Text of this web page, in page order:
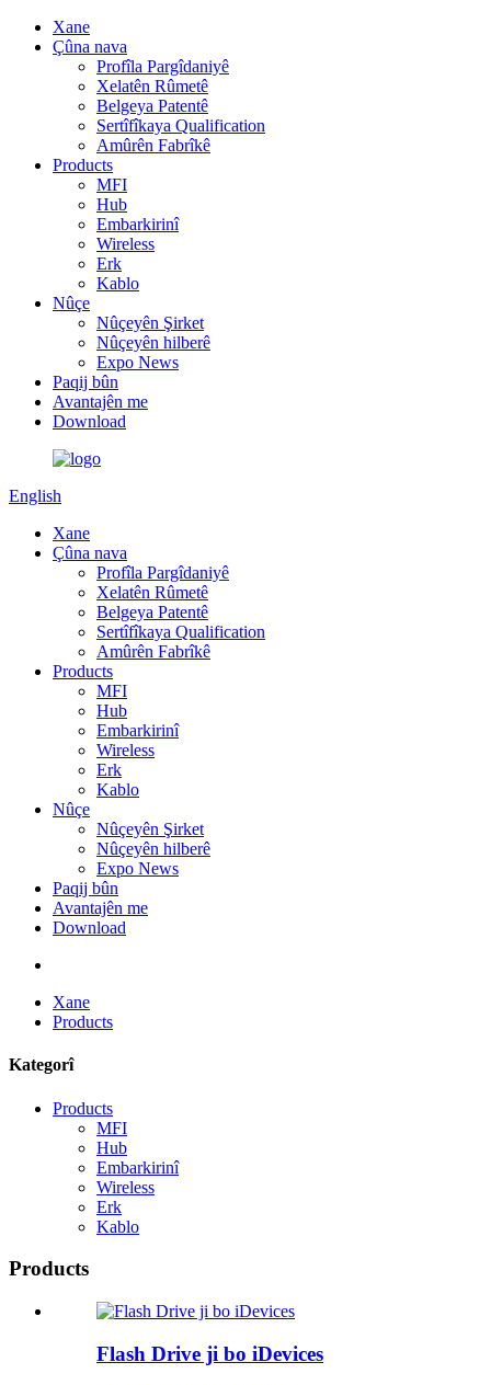
Xane
Çûna nava
Profîla Pargîdaniyê
Xelatên Rûmetê
Belgeya Patentê
Sertîfîkaya Qualification
Amûrên Fabrîkê
Products
MFI
Hub
Embarkirinî
Wireless
Erk
Kablo
Nûçe
Nûçeyên Şirket
Nûçeyên hilberê
Expo News
Paqij bûn
Avantajên me
Download
English
Xane
Çûna nava
Profîla Pargîdaniyê
Xelatên Rûmetê
Belgeya Patentê
Sertîfîkaya Qualification
Amûrên Fabrîkê
Products
MFI
Hub
Embarkirinî
Wireless
Erk
Kablo
Nûçe
Nûçeyên Şirket
Nûçeyên hilberê
Expo News
Paqij bûn
Avantajên me
Download
Xane
Products
Kategorî
Products
MFI
Hub
Embarkirinî
Wireless
Erk
Kablo
Products
Flash Drive ji bo iDevices